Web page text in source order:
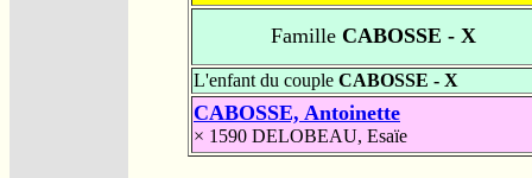
Famille CABOSSE - X
L'enfant du couple CABOSSE - X
CABOSSE, Antoinette
× 1590 DELOBEAU, Esaïe